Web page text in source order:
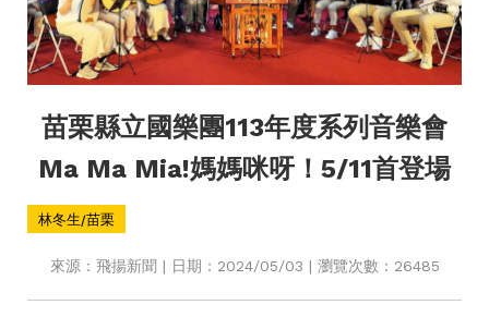
苗栗縣立國樂團113年度系列音樂會
Ma Ma Mia!媽媽咪呀！5/11首登場
林冬生/苗栗
來源：飛揚新聞 | 日期：2024/05/03 | 瀏覽次數：26485